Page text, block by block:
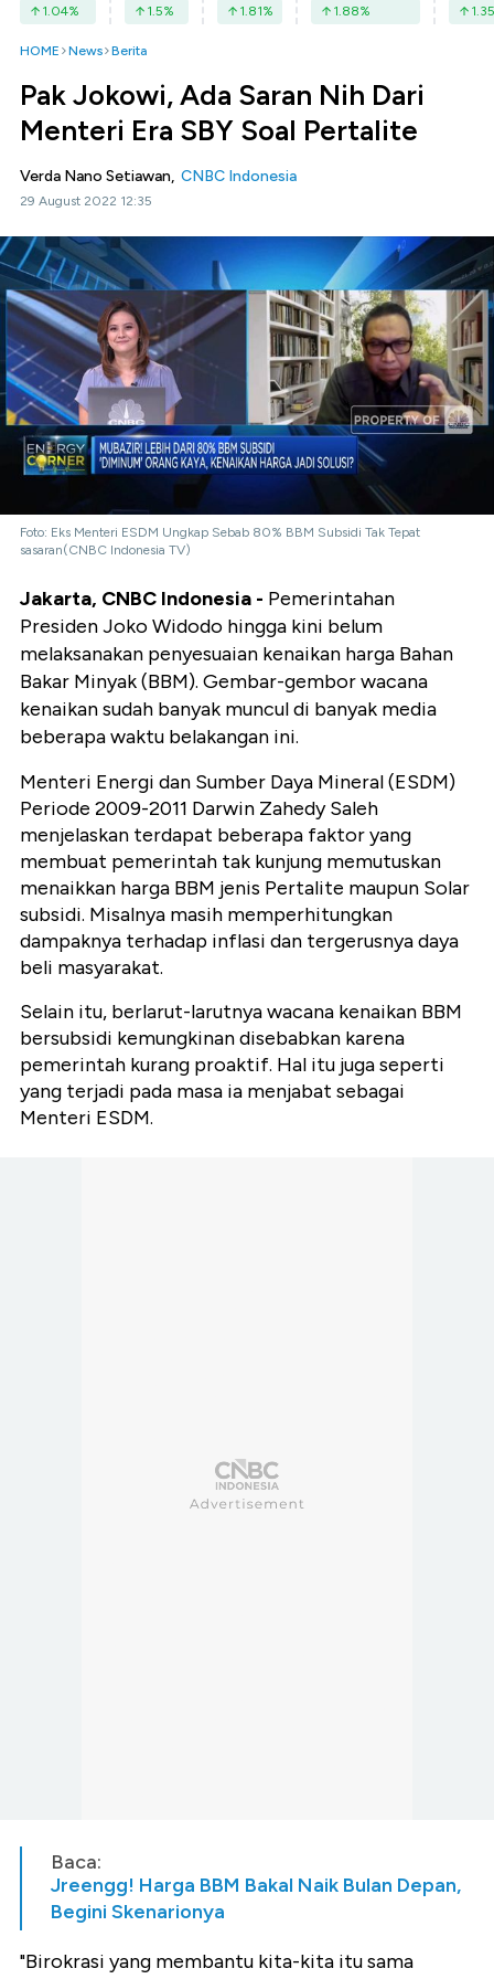
1.04% 1.5% 1.81% 1.88% 1.35
HOME News Berita
Pak Jokowi, Ada Saran Nih Dari
Menteri Era SBY Soal Pertalite
Verda Nano Setiawan, CNBC Indonesia
29 August 2022 12:35
Foto: Eks Menteri ESDM Ungkap Sebab 80% BBM Subsidi Tak Tepat
sasaran(CNBC Indonesia TV)
Jakarta, CNBC Indonesia - Pemerintahan
Presiden Joko Widodo hingga kini belum
melaksanakan penyesuaian kenaikan harga Bahan
Bakar Minyak (BBM). Gembar-gembor wacana
kenaikan sudah banyak muncul di banyak media
beberapa waktu belakangan ini.
Menteri Energi dan Sumber Daya Mineral (ESDM)
Periode 2009-2011 Darwin Zahedy Saleh
menjelaskan terdapat beberapa faktor yang
membuat pemerintah tak kunjung memutuskan
menaikkan harga BBM jenis Pertalite maupun Solar
subsidi. Misalnya masih memperhitungkan
dampaknya terhadap inflasi dan tergerusnya daya
beli masyarakat.
Selain itu, berlarut-larutnya wacana kenaikan BBM
bersubsidi kemungkinan disebabkan karena
pemerintah kurang proaktif. Hal itu juga seperti
yang terjadi pada masa ia menjabat sebagai
Menteri ESDM.
Baca:
Jreengg! Harga BBM Bakal Naik Bulan Depan,
Begini Skenarionya
"Birokrasi yang membantu kita-kita itu sama